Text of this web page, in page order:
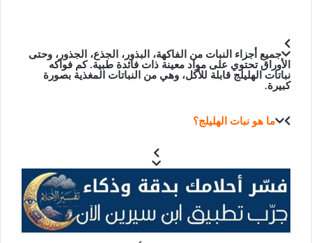
جميع أجزاء النبات من الفاكهة، البذور، الجذع، الجذور، وحتى
الأوراق تحتوي على مواد معينة ذات فائدة طبية. كم فواكه
نباتات الهليلج قابلة للأكل، وهي من النباتات المغذية بصورة
كبيرة.
ما هو نبات الهليلج؟